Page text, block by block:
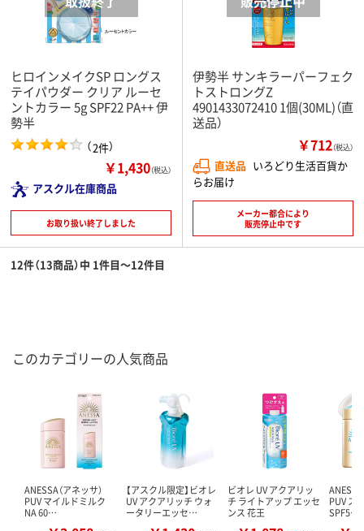
ヒロインメイクSP ロングス
テイパウダー クリア ルーセ
ントカラー 5g SPF22 PA++ 伊
勢半
（2件）
￥1,430（税込）
アスクル在庫商品
お取り扱い終了しました
伊勢半 サンキラーパーフェク
トストロングZ
4901433072410 1個(30ML)（直
送品）
￥712（税込）
直送品 いろどり生活百貨か
らお届け
メーカー都合により
販売停止中です
12件（13商品）中 1件目～12件目
このカテゴリーの人気商品
ANESSA（アネッサ）
PUV マイルドミルク
NA 60…
【アスクル限定】ビオレ
UV アクアリッチ ウォ
ータリーエッセ…
ビオレ UV アクアリッ
チ ライトアップ エッセ
ンス 花王
ANESSA
PUV ス
SPF5…